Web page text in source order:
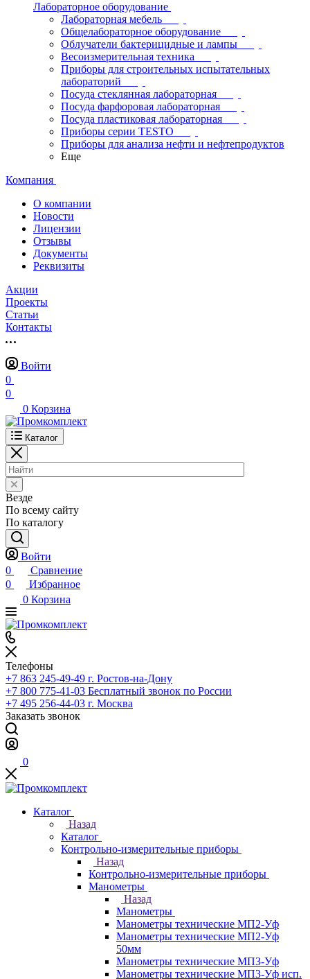
Лабораторное оборудование
Лабораторная мебель
Общелабораторное оборудование
Облучатели бактерицидные и лампы
Весоизмерительная техника
Приборы для строительных испытательных
лабораторий
Посуда стеклянная лабораторная
Посуда фарфоровая лабораторная
Посуда пластиковая лабораторная
Приборы серии TESTO
Приборы для анализа нефти и нефтепродуктов
Еще
Компания
О компании
Новости
Лицензии
Отзывы
Документы
Реквизиты
Акции
Проекты
Статьи
Контакты
Войти
0
0
0 Корзина
Каталог
Везде
По всему сайту
По каталогу
Войти
0
Сравнение
0
Избранное
0 Корзина
Телефоны
+7 863 245-49-49 г. Ростов-на-Дону
+7 800 775-41-03 Бесплатный звонок по России
+7 495 256-44-03 г. Москва
Заказать звонок
0
Каталог
Назад
Каталог
Контрольно-измерительные приборы
Назад
Контрольно-измерительные приборы
Манометры
Назад
Манометры
Манометры технические МП2-Уф
Манометры технические МП2-Уф
50мм
Манометры технические МП3-Уф
Манометры технические МП3-Уф исп.